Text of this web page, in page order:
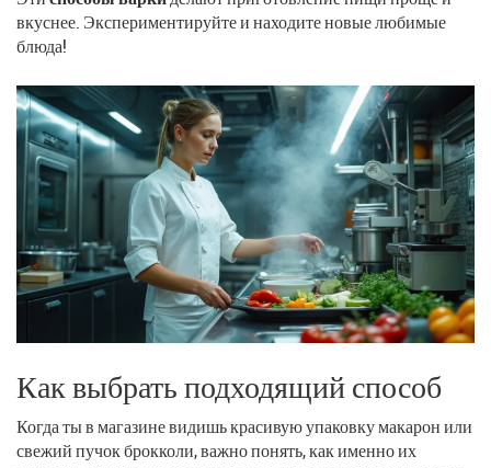
вкуснее. Экспериментируйте и находите новые любимые
блюда!
Как выбрать подходящий способ
Когда ты в магазине видишь красивую упаковку макарон или
свежий пучок брокколи, важно понять, как именно их